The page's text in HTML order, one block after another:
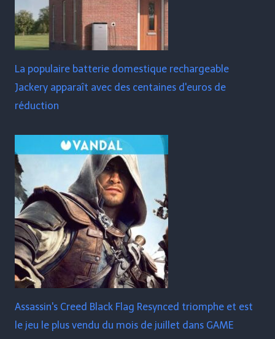
La populaire batterie domestique rechargeable
Jackery apparaît avec des centaines d'euros de
réduction
Assassin's Creed Black Flag Resynced triomphe et est
le jeu le plus vendu du mois de juillet dans GAME